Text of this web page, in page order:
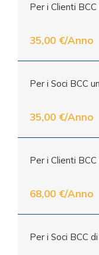
Per i Clienti
35,00 €/Anno
Per i Soci BCC
35,00 €/Anno
Per i Clienti
68,00 €/Anno
Per i Soci BCC